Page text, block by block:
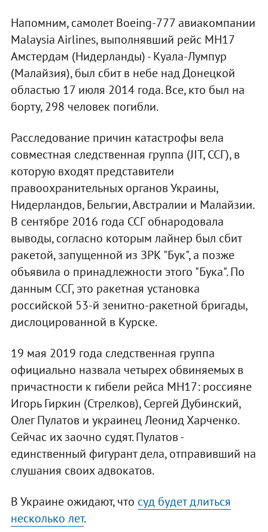
Напомним, самолет Boeing-777 авиакомпании
Malaysia Airlines, выполнявший рейс МН17
Амстердам (Нидерланды) - Куала-Лумпур
(Малайзия), был сбит в небе над Донецкой
областью 17 июля 2014 года. Все, кто был на
борту, 298 человек погибли.
Расследование причин катастрофы вела
совместная следственная группа (JIT, ССГ), в
которую входят представители
правоохранительных органов Украины,
Нидерландов, Бельгии, Австралии и Малайзии.
В сентябре 2016 года ССГ обнародовала
выводы, согласно которым лайнер был сбит
ракетой, запущенной из ЗРК "Бук", а позже
объявила о принадлежности этого "Бука". По
данным ССГ, это ракетная установка
российской 53-й зенитно-ракетной бригады,
дислоцированной в Курске.
19 мая 2019 года следственная группа
официально назвала четырех обвиняемых в
причастности к гибели рейса МН17: россияне
Игорь Гиркин (Стрелков), Сергей Дубинский,
Олег Пулатов и украинец Леонид Харченко.
Сейчас их заочно судят. Пулатов -
единственный фигурант дела, отправивший на
слушания своих адвокатов.
В Украине ожидают, что суд будет длиться
несколько лет.